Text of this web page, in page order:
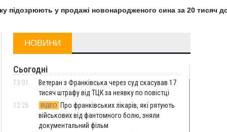
у продажі новонародженого сина за 20 тисяч
НОВИНИ
Сьогодні
13:01
Ветеран з Франківська через суд скасував 17
тисяч штрафу від ТЦК за неявку по повістці
12:26
ВІДЕО
Про франківських лікарів, які рятують
військових від фантомного болю, зняли
документальний фільм